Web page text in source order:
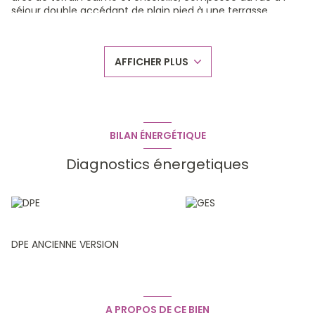
séjour double accédant de plain pied à une terrasse
buanderie; au 2ème étage ( aménagé en 2013) 2
chambres et 1 sdb . Cave en sous sol. Garage
extérieur.Remise dans le jardin. ,Travaux importants réalisés
situation privilégiée de cette propriété, sur les hauteurs,
dans un cadre verdoyant, à 2 pas du centre, de la gare et
des hôpitaux. ,Opportunité rare. Pour toute information
complémentaire, contactez VALERIE LIEB 06.12.70.26.89
AFFICHER PLUS
BILAN ÉNERGÉTIQUE
Diagnostics énergetiques
DPE ANCIENNE VERSION
A PROPOS DE CE BIEN